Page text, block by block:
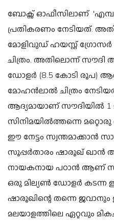
ബോക്സ് ഓഫീസിലാണ്
പ്രതികരണം നേടിയത്.
മോളിവുഡ് ഹയസ്റ്റ്
ചിത്രം. അതിലൊന്ന്
ഡോളര്‍ (8.5 കോടി രൂപ)
മോഹന്‍ലാല്‍ ചിത്രം
ആദ്യമായാണ് സൗദിയില്‍ 1
സിനിമയില്‍ത്തന്നെ
ഈ നേട്ടം സ്വന്തമാക്കാന്‍
സൂപ്പര്‍താരം ഷാരൂഖ്
നായകനായ പഠാന്‍ ആണ്
ഒരു മില്യണ്‍ ഡോളര്‍ കടന്ന
ഷാരൂഖിന്റെ തന്നെ
മലയാളത്തിലെ ഏറ്റവും